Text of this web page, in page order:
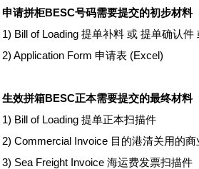
申请拼柜BESC号码需要提交的初步材料
1) Bill of Loading 提单补料 或 提单确认件
2) Application Form 申请表 (Excel)
生效拼箱BESC正本需要提交的最终材料
1) Bill of Loading 提单正本扫描件
2) Commercial Invoice 目的港清关用的
3) Sea Freight Invoice 海运费发票扫描件